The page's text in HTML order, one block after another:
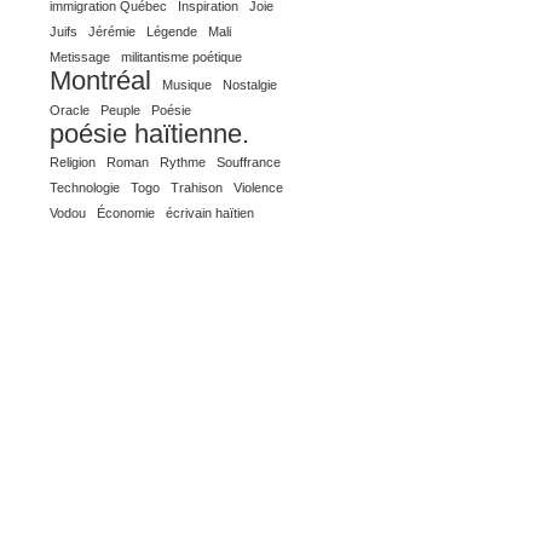
immigration Québec
Inspiration
Joie
Juifs
Jérémie Légende
Mali
Metissage
militantisme poétique
Montréal Musique
Nostalgie
Oracle
Peuple Poésie
poésie haïtienne.
Religion Roman Rythme
Souffrance
Technologie
Togo Trahison
Violence
Vodou
Économie écrivain haïtien